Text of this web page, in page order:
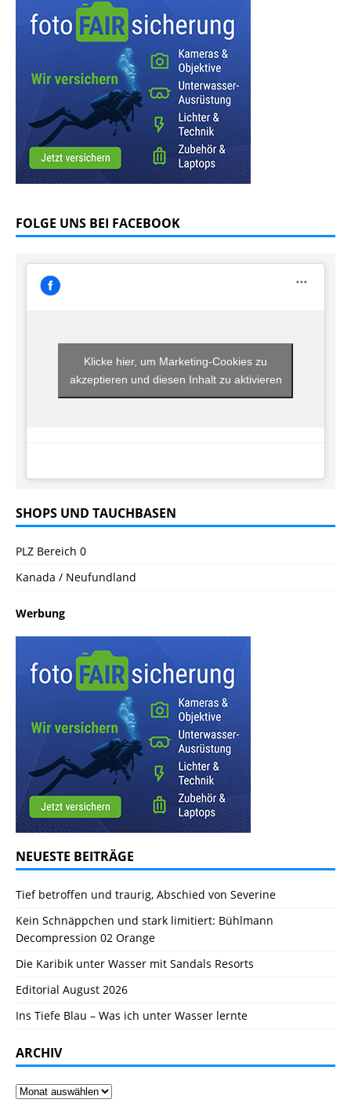
FOLGE UNS BEI FACEBOOK
Klicke hier, um Marketing-Cookies zu
akzeptieren und diesen Inhalt zu aktivieren
SHOPS UND TAUCHBASEN
PLZ Bereich 0
Kanada / Neufundland
Werbung
NEUESTE BEITRÄGE
Tief betroffen und traurig, Abschied von Severine
Kein Schnäppchen und stark limitiert: Bühlmann
Decompression 02 Orange
Die Karibik unter Wasser mit Sandals Resorts
Editorial August 2026
Ins Tiefe Blau – Was ich unter Wasser lernte
ARCHIV